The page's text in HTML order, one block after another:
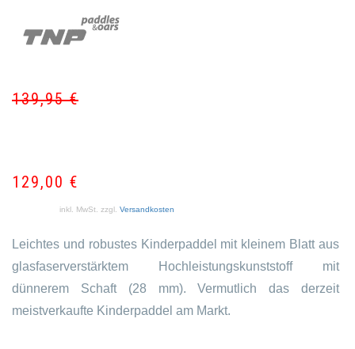
139,95€
129,00 €
inkl. MwSt. zzgl. Versandkosten
Leichtes und robustes Kinderpaddel mit kleinem Blatt aus
glasfaserverstärktem Hochleistungskunststoff mit
dünnerem Schaft (28 mm). Vermutlich das derzeit
meistverkaufte Kinderpaddel am Markt.